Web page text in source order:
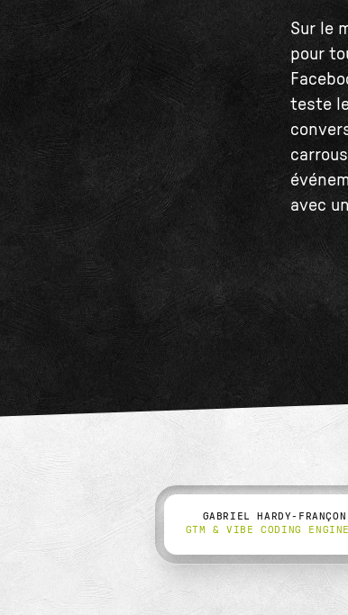
Sur le
pour
teste
avec
GABRIEL HARDY-FRANÇON
GTM & VIBE CODING